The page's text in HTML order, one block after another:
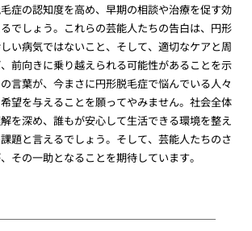
症の認知度を高め、早期の相談や治療を促す効
でしょう。これらの芸能人たちの告白は、円形
い病気ではないこと、そして、適切なケアと周
前向きに乗り越えられる可能性があることを示
言葉が、今まさに円形脱毛症で悩んでいる人々
望を与えることを願ってやみません。社会全体
を深め、誰もが安心して生活できる環境を整え
題と言えるでしょう。そして、芸能人たちのさ
その一助となることを期待しています。